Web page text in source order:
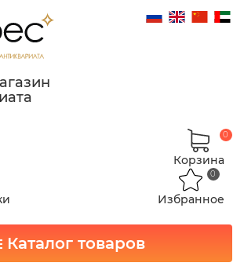
Корзина
0
Избранное
0
Каталог товаров